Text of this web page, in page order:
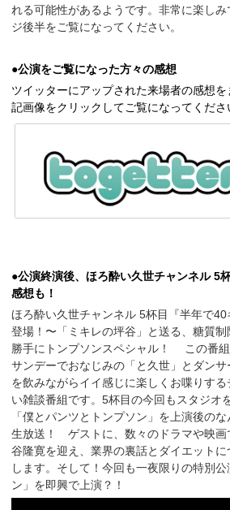
れる可能性があるようです。非常に楽し
ジ後半をご覧になってください。
●公演をご覧になった方々の感想
ツイッターにアップされた来場者の感想
記画像をクリックしてご覧になってくださ
●公演終演後、ほろ酔い久世チャンネル 5
感想も！
ほろ酔い久世チャンネル 5杯目『半年で
登場！〜「ミキレの坪谷」と送る、糖質制
勝手にトンプソンスペシャル！ この番
サンデーでおなじみの「と久世」とダン
を飲みながらイイ感じに楽しくお喋りす
い雑談番組です。5杯目の今回もスタジオ
「僕とパンツとトンプソン」を上演後の
生放送！ ゲストに、数々のドラマや映画
谷隆寛を迎え、業界の裏話とダイエット
します。そして！今回も一夜限りの特別
ン」を即興で上演？！